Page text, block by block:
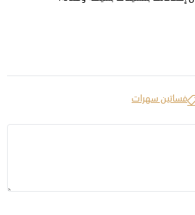
فساتين سهرات